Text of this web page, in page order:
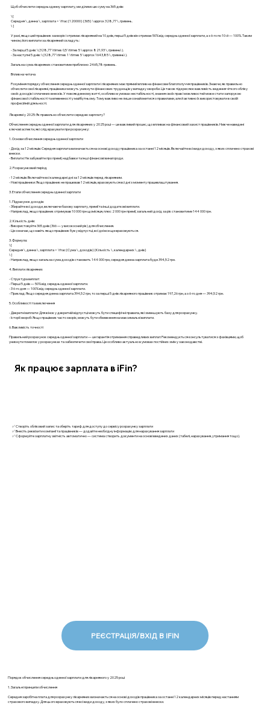
Щоб обчислити середньоденну зарплату, ми ділимо цю суму на 365 днів:
\[
Середня \, денна \, зарплата = \frac{120000}{365} \approx 328,77 \, гривень.
\]
У разі, якщо цей працівник захворіє і отримає лікарняний на 10 днів, перші 5 днів він отримає 50% від середньоденної зарплати, а з 6-го по 10-й — 100%. Таким
чином, його виплати за лікарняний складуть:
- За перші 5 днів: \(328,77 \times 0,5 \times 5 \approx 821,93 \, гривень\).
- За наступні 5 днів: \(328,77 \times 1 \times 5 \approx 1643,85 \, гривень\).
Загальна сума лікарняних становитиме приблизно 2465,78 гривень.
Вплив на читача
Розуміння порядку обчислення середньоденної зарплати і лікарняних має прямий вплив на фінансове благополуччя працівників. Знаючи, як правильно
обчислити свої лікарняні, працівники можуть уникнути фінансових труднощів у випадку хвороби. Це також підкреслює важливість ведення чіткого обліку
своїх доходів і сплачених внесків. У повсякденному житті, особливо в умовах нестабільності, знання своїх прав і можливостей може стати запорукою
фінансової стабільності та впевненості у майбутньому. Тому важливо не лише ознайомитися з правилами, але й активно їх використовувати в своїй
професійній діяльності.
Лікарняні у 2025: Як правильно обчислити середню зарплату?
Обчислення середньоденної зарплати для лікарняних у 2025 році — це важливий процес, що впливає на фінансовий захист працівників. Нижче наведені
ключові аспекти, які слід врахувати при розрахунку:
1. Основи обчислення середньоденної зарплати
- Дохід за 12 місяців: Середня зарплата визначається на основі доходу працівника за останні 12 місяців. Включайте всі види доходу, з яких сплачено страхові
внески.
- Виплати: Не забувайте про премії, надбавки та інші фінансові винагороди.
2. Розрахунковий період
- 12 місяців: Включайте всі календарні дні за 12 місяців перед лікарняним.
- Нові працівники: Якщо працівник не працював 12 місяців, враховуються всі дні з моменту працевлаштування.
3. Етапи обчислення середньоденної зарплати
1. Підрахунок доходів:
- Збирайте всі доходи, включаючи базову зарплату, премії та інші додаткові виплати.
- Наприклад, якщо працівник отримував 10 000 грн щомісяця, плюс 2 000 грн премії, загальний дохід за рік становитиме 144 000 грн.
2. Кількість днів:
- Використовуйте 365 днів (366 — у високосний рік) для обчислення.
- Це означає, що навіть якщо працівник був у відпустці, всі дні все ще враховуються.
3. Формула:
\[
Середня \, денна \, зарплата = \frac{Сума \, доходів}{Кількість \, календарних \, днів}
\]
- Наприклад, якщо загальна сума доходів становить 144 000 грн, середня денна зарплата буде 394,52 грн.
4. Виплати лікарняних
- Структура виплат:
- Перші 5 днів — 50% від середньоденної зарплати.
- З 6-го дня — 100% від середньоденної зарплати.
- Приклад: Якщо середня денна зарплата 394,52 грн, то за перші 5 днів лікарняного працівник отримає 197,26 грн, а з 6-го дня — 394,52 грн.
5. Особливості та виключення
- Декретні виплати: Для жінок у декретній відпустці можуть бути специфічні правила, які зменшують базу для розрахунку.
- Історії хвороб: Якщо працівник часто хворіє, можуть бути обмеження на максимальні виплати.
6. Важливість точності
Правильний розрахунок середньоденної зарплати — це гарантія отримання справедливих виплат. Рекомендується консультуватися з фахівцями, щоб
уникнути помилок у розрахунках та забезпечити свої права. Це особливо актуально в умовах постійних змін у законодавстві.
Як працює зарплата в iFin?
✅ Створіть обліковий запис та оберіть тариф для доступу до сервісу розрахунку зарплати
✅ Внесіть реквізити компанії та працівників — додайте необхідну інформацію для нарахування зарплати
✅ Сформуйте зарплатну звітність автоматично — система створить документи на основі введених даних (табелі, нарахування, утримання тощо).
РЕЄСТРАЦІЯ/ВХІД В IFIN
Порядок обчислення середньоденної зарплати для лікарняного у 2025 році
1. Загальні принципи обчислення
Середня заробітна плата для розрахунку лікарняних визначається на основі доходів працівника за останні 12 календарних місяців перед настанням
страхового випадку. Для цього враховуються всі види доходу, з яких було сплачено страхові внески.